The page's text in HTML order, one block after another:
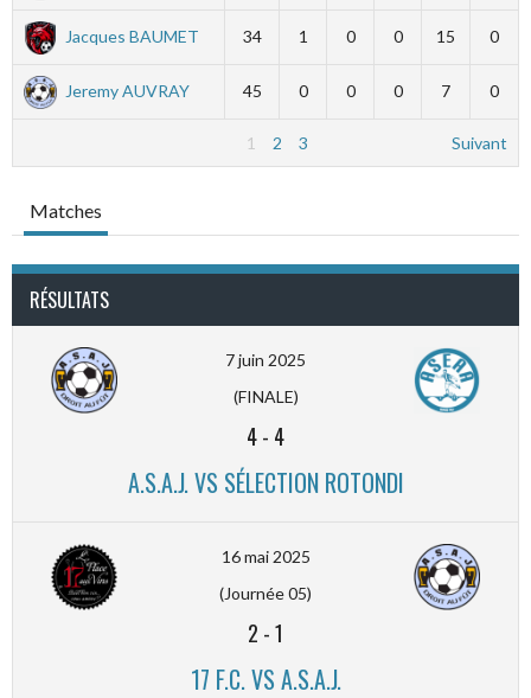
Jacques BAUMET 34 1 0 0 15 0
Jeremy AUVRAY 45 0 0 0 7 0
1 2 3 Suivant
Matches
RÉSULTATS
7 juin 2025
(FINALE)
4- 4
A.S.A.J. VS SÉLECTION ROTONDI
16 mai 2025
(Journée 05)
2 -1
17 F.C. VS A.S.A.J.